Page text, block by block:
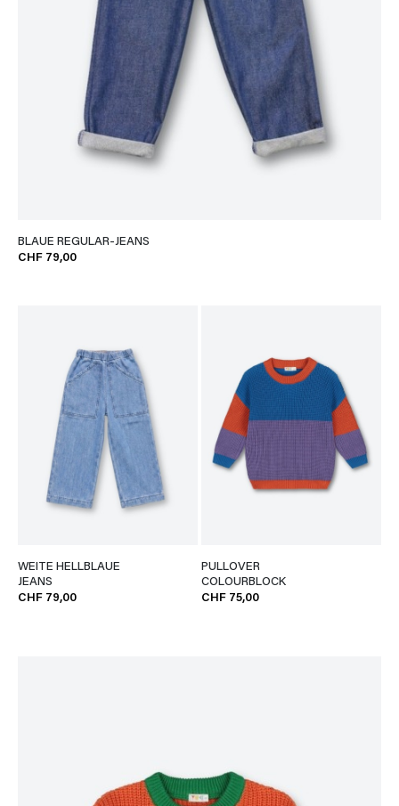
BLAUE REGULAR-JEANS
CHF 79,00
WEITE HELLBLAUE
JEANS
CHF 79,00
PULLOVER
COLOURBLOCK
CHF 75,00